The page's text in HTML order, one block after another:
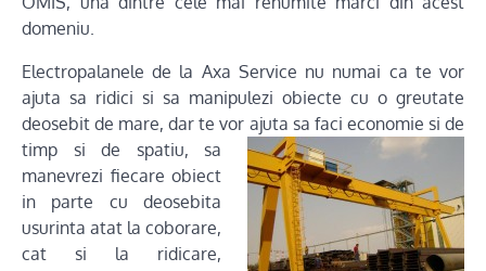
domeniu.
Electropalanele de la Axa Service nu numai ca te vor
ajuta sa ridici si sa manipulezi obiecte cu o greutate
deosebit de mare, dar te vor ajuta sa faci economie si de
timp si de spatiu, sa
manevrezi fiecare obiect
in parte cu deosebita
usurinta atat la coborare,
cat si la ridicare,